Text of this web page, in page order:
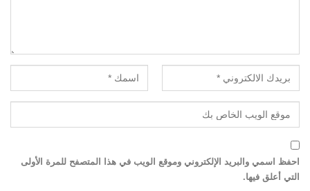
احفظ اسمي والبريد الإلكتروني وموقع الويب في هذا المتصفح للمرة الأولى
التي أعلق فيها.